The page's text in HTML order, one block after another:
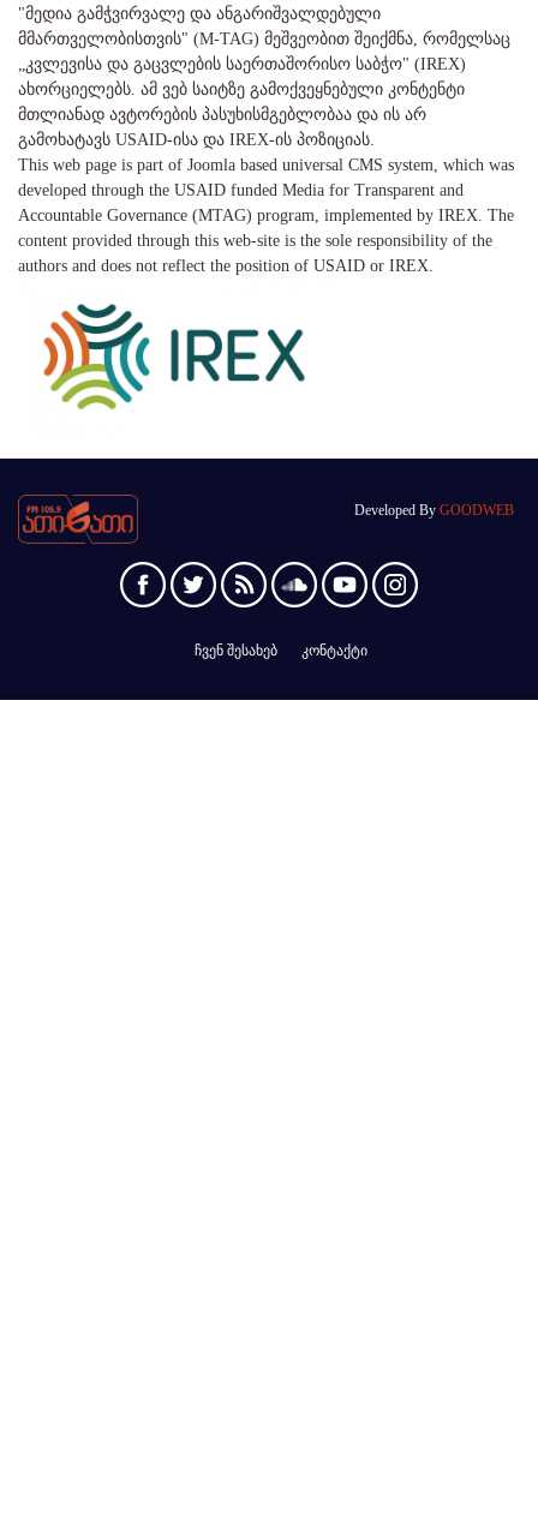
"მედია გამჭვირვალე და ანგარიშვალდებული
მმართველობისთვის" (M-TAG) მეშვეობით შეიქმნა, რომელსაც
„კვლევისა და გაცვლების საერთაშორისო საბჭო" (IREX)
ახორციელებს. ამ ვებ საიტზე გამოქვეყნებული კონტენტი
მთლიანად ავტორების პასუხისმგებლობაა და ის არ
გამოხატავს USAID-ისა და IREX-ის პოზიციას.
This web page is part of Joomla based universal CMS system, which was
developed through the USAID funded Media for Transparent and
Accountable Governance (MTAG) program, implemented by IREX. The
content provided through this web-site is the sole responsibility of the
authors and does not reflect the position of USAID or IREX.
Developed By GOODWEB
ჩვენ შესახებ კონტაქტი